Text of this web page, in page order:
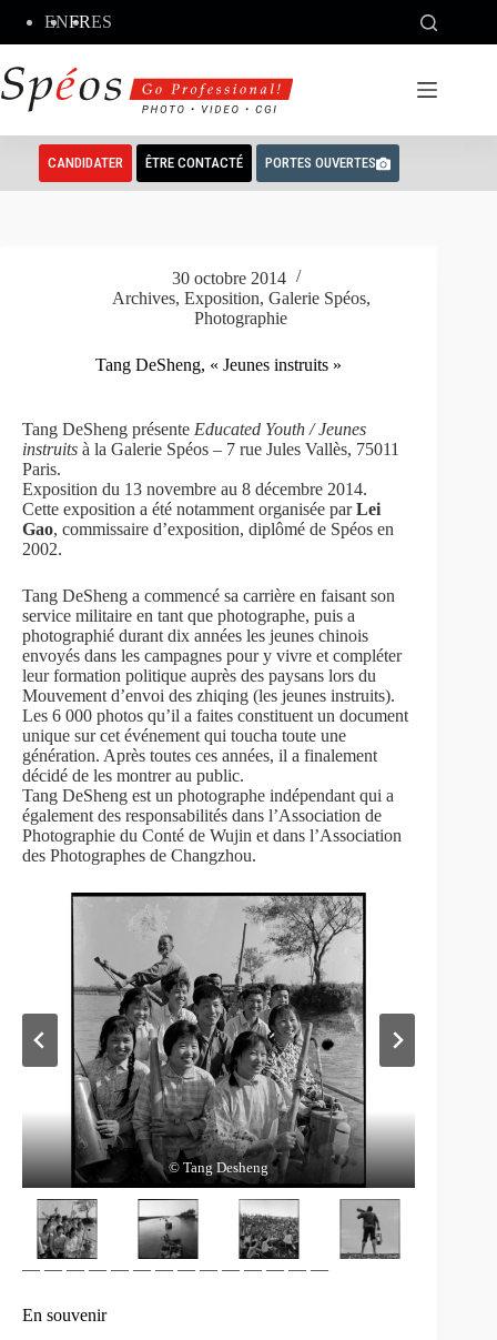
contenu
ENFRES
CANDIDATER ÊTRE CONTACTÉ PORTES OUVERTES
30 octobre 2014
Archives, Exposition, Galerie Spéos,
Photographie
Tang DeSheng, « Jeunes instruits »
Tang DeSheng présente Educated Youth / Jeunes
instruits à la Galerie Spéos – 7 rue Jules Vallès, 75011
Paris.
Exposition du 13 novembre au 8 décembre 2014.
Cette exposition a été notamment organisée parLei
Gao, commissaire d’exposition, diplômé de Spéos en
2002.
Tang DeSheng a commencé sa carrière en faisant son
service militaire en tant que photographe, puis a
photographié durant dix années les jeunes chinois
envoyés dans les campagnes pour y vivre et compléter
leur formation politique auprès des paysans lors du
Mouvement d’envoi des zhiqing (les jeunes instruits).
Les 6 000 photos qu’il a faites constituent un document
unique sur cet événement qui toucha toute une
génération. Après toutes ces années, il a finalement
décidé de les montrer au public.
Tang DeSheng est un photographe indépendant qui a
également des responsabilités dans l’Association de
Photographie du Conté de Wujin et dans l’Association
des Photographes de Changzhou.
© Tang Desheng
© Tang Desheng
© Tang Desheng
© Tang DeSheng
— — — — — — — — — — — — — —
En souvenir